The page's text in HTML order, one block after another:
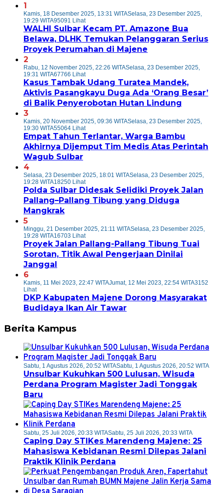
1
Kamis, 18 Desember 2025, 13:31 WITASelasa, 23 Desember 2025,
19:29 WITA95091 Lihat
WALHI Sulbar Kecam PT. Amazone Bua
Belawa, DLHK Temukan Pelanggaran Serius
Proyek Perumahan di Majene
2
Rabu, 12 November 2025, 22:26 WITASelasa, 23 Desember 2025,
19:31 WITA67766 Lihat
Kasus Tambak Udang Turatea Mandek,
Aktivis Pasangkayu Duga Ada ‘Orang Besar’
di Balik Penyerobotan Hutan Lindung
3
Kamis, 20 November 2025, 09:36 WITASelasa, 23 Desember 2025,
19:30 WITA55064 Lihat
Empat Tahun Terlantar, Warga Bambu
Akhirnya Dijemput Tim Medis Atas Perintah
Wagub Sulbar
4
Selasa, 23 Desember 2025, 18:01 WITASelasa, 23 Desember 2025,
19:28 WITA18250 Lihat
Polda Sulbar Didesak Selidiki Proyek Jalan
Pallang–Pallang Tibung yang Diduga
Mangkrak
5
Minggu, 21 Desember 2025, 21:11 WITASelasa, 23 Desember 2025,
19:28 WITA16703 Lihat
Proyek Jalan Pallang-Pallang Tibung Tuai
Sorotan, Titik Awal Pengerjaan Dinilai
Janggal
6
Kamis, 11 Mei 2023, 22:47 WITAJumat, 12 Mei 2023, 22:54 WITA3152
Lihat
DKP Kabupaten Majene Dorong Masyarakat
Budidaya Ikan Air Tawar
Berita Kampus
Sabtu, 1 Agustus 2026, 20:52 WITASabtu, 1 Agustus 2026, 20:52 WITA
Unsulbar Kukuhkan 500 Lulusan, Wisuda
Perdana Program Magister Jadi Tonggak
Baru
Sabtu, 25 Juli 2026, 20:33 WITASabtu, 25 Juli 2026, 20:33 WITA
Caping Day STIKes Marendeng Majene: 25
Mahasiswa Kebidanan Resmi Dilepas Jalani
Praktik Klinik Perdana